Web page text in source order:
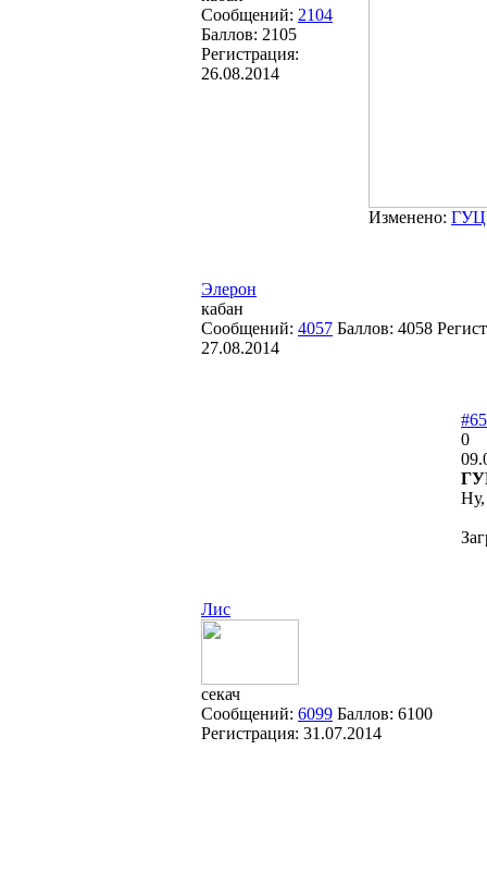
Сообщений: 2104
Баллов: 2105
Регистрация:
26.08.2014
Изменено:
Элерон
кабан
Сообщений: 4057 Баллов: 4058
27.08.2014
Лис
секач
Сообщений: 6099 Баллов: 6100
Регистрация: 31.07.2014
0
Ну,